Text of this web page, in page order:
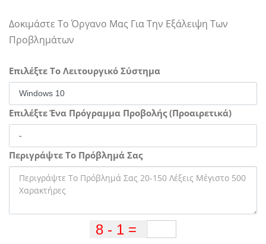
Δοκιμάστε Το Όργανο Μας Για Την Εξάλειψη Των
Προβλημάτων
Επιλέξτε Το Λειτουργικό Σύστημα
Επιλέξτε Ένα Πρόγραμμα Προβολής (Προαιρετικά)
Περιγράψτε Το Πρόβλημά Σας